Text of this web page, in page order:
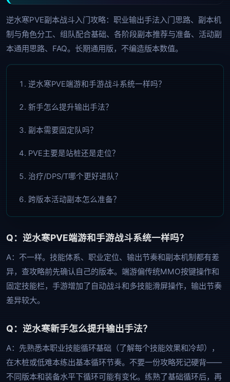
逆水寒PVE副本战斗入门攻略：职业输出手法入门思路、副本机
制与角色分工、组队配合基础、各阶段副本推荐与准备、活动副
本通用思路、FAQ。长期通用版，不编造版本数值。
逆水寒PVE端游和手游战斗系统一样吗？
新手怎么提升输出手法？
副本需要固定队吗？
PVE主要是站桩还是走位？
治疗/DPS/T哪个更好进队？
跨版本活动副本怎么准备？
Q：逆水寒PVE端游和手游战斗系统一样吗？
A：不一样。技能体系、职业定位、输出节奏和副本机制都有差
异，查攻略前先确认自己的版本。端游偏传统MMO按键操作和
固定技能栏，手游增加了自动战斗和多技能滑屏操作，输出节奏
差异较大。
Q：逆水寒新手怎么提升输出手法？
A：先熟悉本职业技能循环基础（了解每个技能效果和冷却），
在木桩或低难本练出基本循环节奏。不要一份攻略死记硬背——
不同版本和装备水平下循环可能有变化。练熟了基础循环后，再